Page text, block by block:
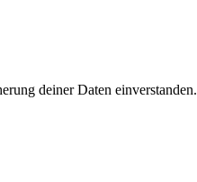
deiner Daten einverstanden.